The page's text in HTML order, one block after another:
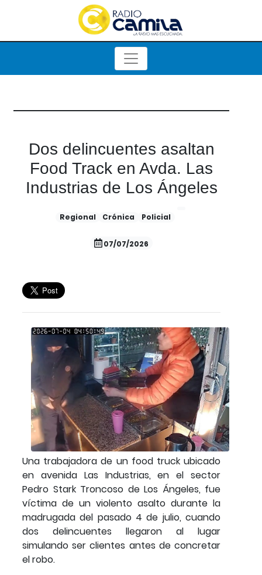
Dos delincuentes asaltan
Food Track en Avda. Las
Industrias de Los Ángeles
Regional Crónica Policial
07/07/2026
Una trabajadora de un food truck ubicado
en avenida Las Industrias, en el sector
Pedro Stark Troncoso de Los Ángeles, fue
víctima de un violento asalto durante la
madrugada del pasado 4 de julio, cuando
dos delincuentes llegaron al lugar
simulando ser clientes antes de concretar
el robo.